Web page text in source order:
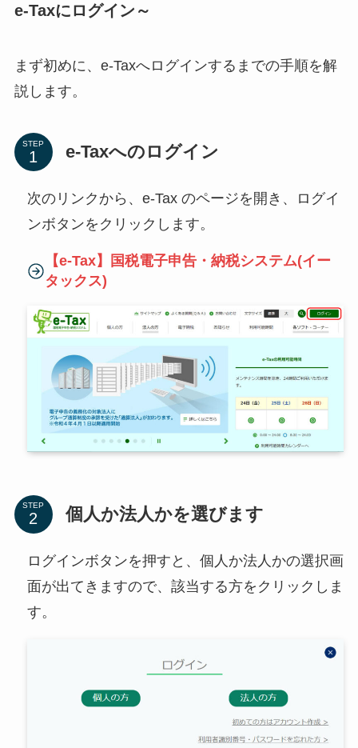
e-Taxにログイン～
まず初めに、e-Taxへログインするまでの手順を解
説します。
STEP e-Taxへのログイン
次のリンクから、e-Tax のページを開き、ログイ
ンボタンをクリックします。
【e-Tax】国税電子申告・納税システム(イー
タックス)
STEP 個人か法人かを選びます
ログインボタンを押すと、個人か法人かの選択画
面が出てきますので、該当する方をクリックしま
す。